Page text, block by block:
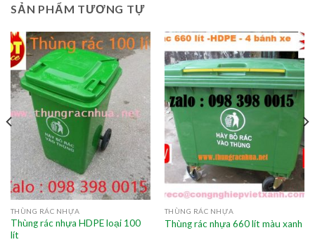
SẢN PHẨM TƯƠNG TỰ
THÙNG RÁC NHỰA
Thùng rác nhựa HDPE loại 100
lít
THÙNG RÁC NHỰA
Thùng rác nhựa 660 lít màu xanh